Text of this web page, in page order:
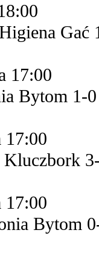
Gać
17:00
Bytom 1-0
17:00
17:00
Bytom